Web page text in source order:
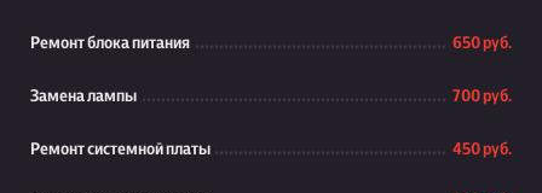
Ремонт блока питания 650 руб.
Замена лампы 700 руб.
Ремонт системной платы 450 руб.